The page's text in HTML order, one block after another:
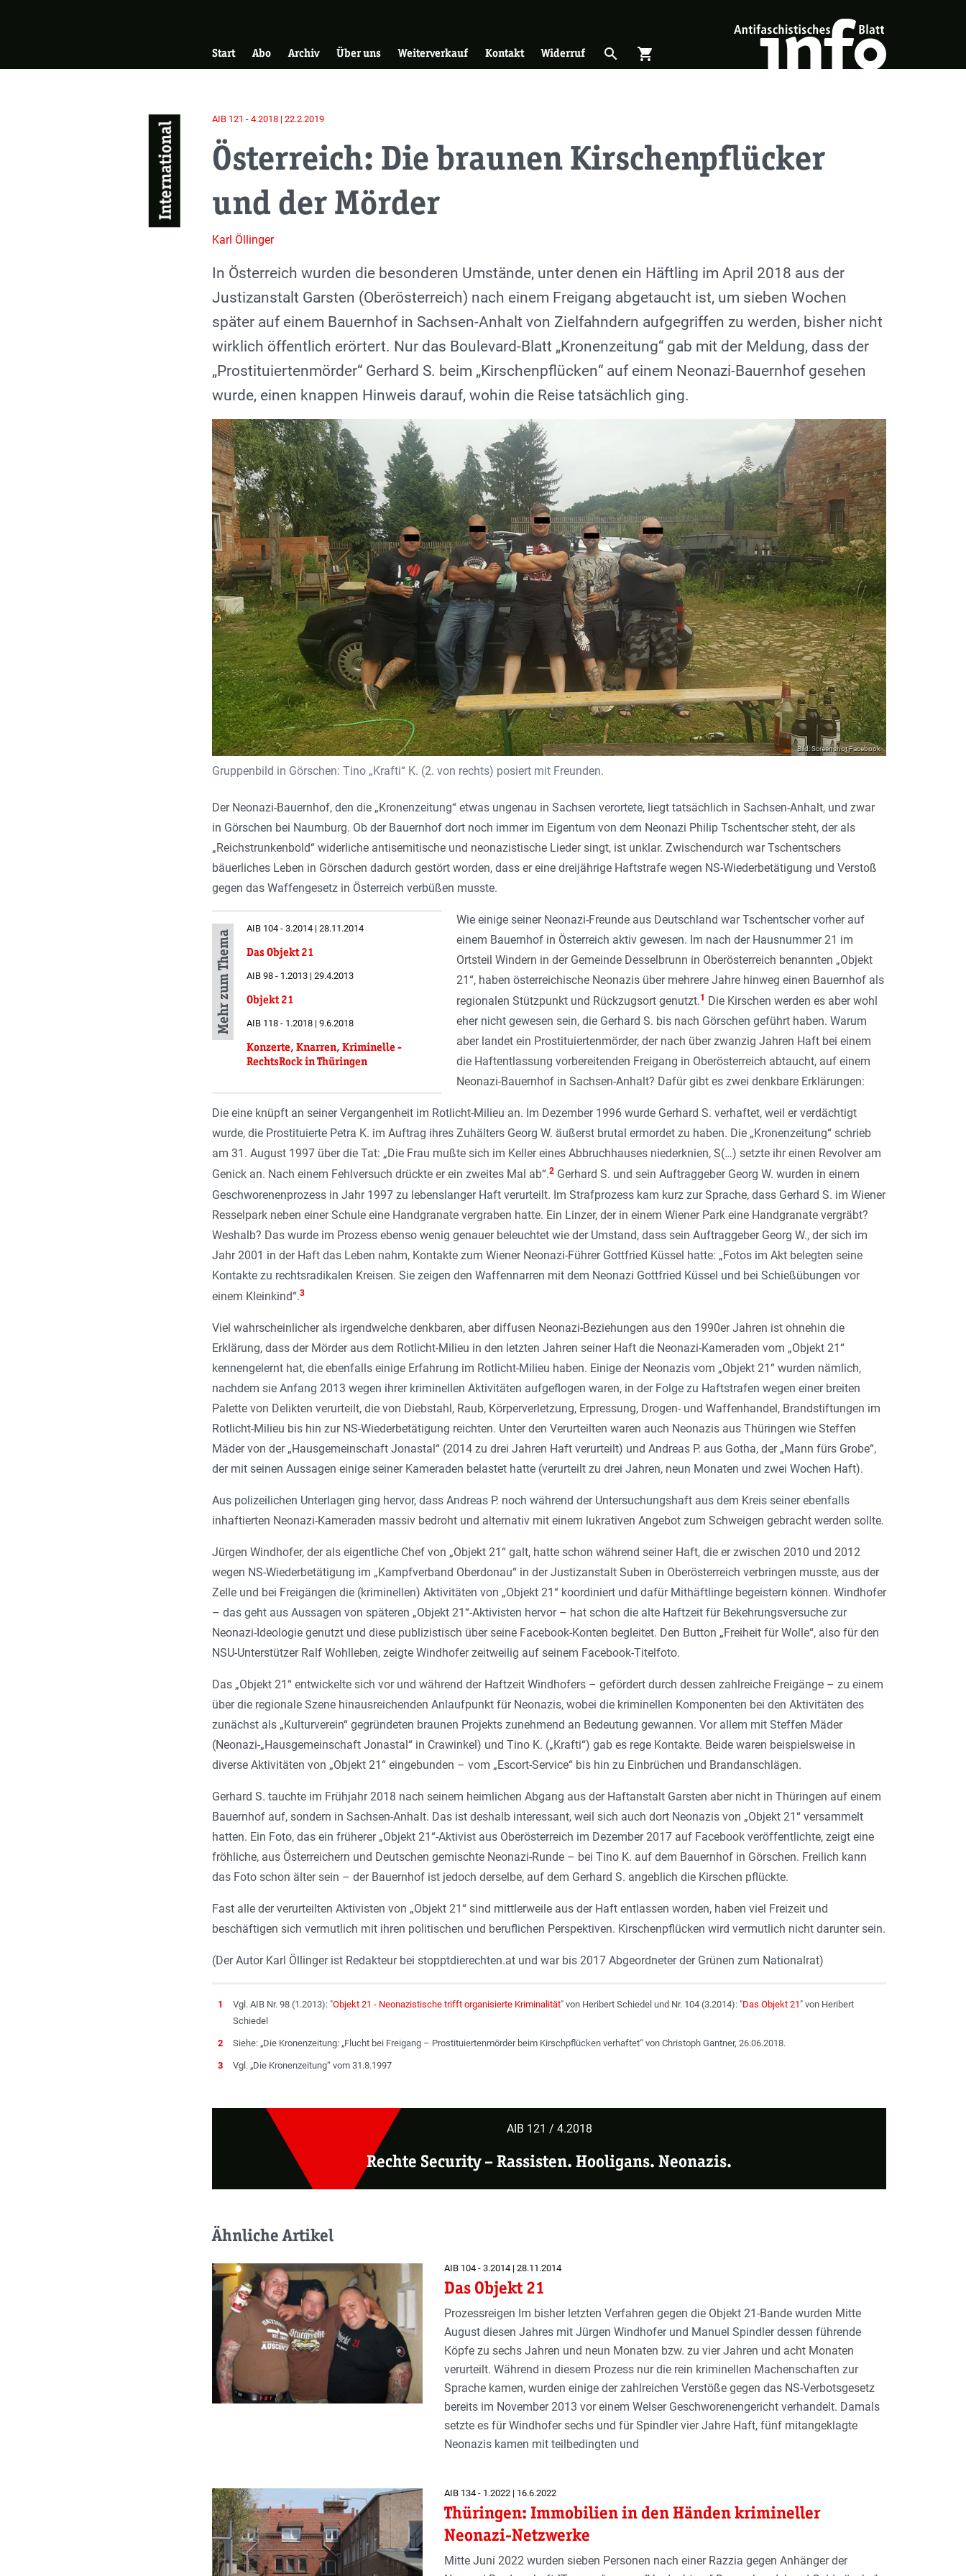
Hauptnavigation
Start Abo Archiv Über uns Weiterverkauf Kontakt Widerruf Suche öffnen
search Warenkorb öffnen
shopping_cart
International
AIB 121 - 4.2018 | 22.2.2019
Österreich: Die braunen Kirschenpflücker
und der Mörder
Karl Öllinger
Einleitung
In Österreich wurden die besonderen Umstände, unter denen ein Häftling im April 2018 aus der
Justizanstalt Garsten (Oberösterreich) nach einem Freigang abgetaucht ist, um sieben Wochen
später auf einem Bauernhof in Sachsen-Anhalt von Zielfahndern aufgegriffen zu werden, bisher nicht
wirklich öffentlich erörtert. Nur das Boulevard-Blatt „Kronenzeitung“ gab mit der Meldung, dass der
„Prostituiertenmörder“ Gerhard S. beim „Kirschenpflücken“ auf einem Neonazi-Bauernhof gesehen
wurde, einen knappen Hinweis darauf, wohin die Reise tatsächlich ging.
Bild: Screenshot Facebook
Gruppenbild in Görschen: Tino „Krafti“ K. (2. von rechts) posiert mit Freunden.
Der Neonazi-Bauernhof, den die „Kronenzeitung“ etwas ungenau in Sachsen verortete, liegt tatsächlich in Sachsen-Anhalt, und zwar
in Görschen bei Naumburg. Ob der Bauernhof dort noch immer im Eigentum von dem Neonazi Philip Tschentscher steht, der als
„Reichstrunkenbold“ widerliche antisemitische und neonazistische Lieder singt, ist unklar. Zwischendurch war Tschen­t­schers
bäuerliches Leben in Görschen dadurch gestört worden, dass er eine dreijährige Haftstrafe wegen NS-Wiederbetätigung und Verstoß
gegen das Waffengesetz in Österreich verbüßen musste.
Mehr zum Thema
AIB 104 - 3.2014 | 28.11.2014
Das Objekt 21
AIB 98 - 1.2013 | 29.4.2013
Objekt 21
AIB 118 - 1.2018 | 9.6.2018
Konzerte, Knarren, Kriminelle -
RechtsRock in Thüringen
Wie einige seiner Neonazi-Freunde aus Deutschland war Tschentscher vorher auf
einem Bauernhof in Österreich aktiv gewesen. Im nach der Hausnummer 21 im
Ortsteil Windern in der Gemeinde Desselbrunn in Oberösterreich benannten „Objekt
21“, haben österreichische Neonazis über mehrere Jahre hinweg einen Bauernhof als
regionalen Stützpunkt und Rückzugsort genutzt.1
Die Kirschen werden es aber wohl
eher nicht gewesen sein, die Gerhard S. bis nach Görschen geführt haben. Warum
aber landet ein Prostituiertenmörder, der nach über zwanzig Jahren Haft bei einem
die Haftentlassung vorbereitenden Freigang in Oberösterreich abtaucht, auf einem
Neonazi-Bauernhof in Sachsen-Anhalt? Dafür gibt es zwei denkbare Erklärungen:
Die eine knüpft an seiner Vergangenheit im Rotlicht-Milieu an. Im Dezember 1996 wurde Gerhard S. verhaftet, weil er verdächtigt
wurde, die Prostituierte Petra K. im Auftrag ihres Zuhälters Georg W. äußerst brutal ermordet zu haben. Die „Kronenzeitung“ schrieb
am 31. August 1997 über die Tat: „Die Frau mußte sich im Keller eines Abbruchhauses niederknien, S(…) setzte ihr einen Revolver am
Genick an. Nach einem Fehlversuch drückte er ein zweites Mal ab“.2 Gerhard S. und sein Auftraggeber Georg W. wurden in einem
Geschworenenprozess in Jahr 1997 zu lebenslanger Haft verurteilt. Im Strafprozess kam kurz zur Sprache, dass Gerhard S. im Wiener
Resselpark neben einer Schule eine Handgranate vergraben hatte. Ein Linzer, der in einem Wiener Park eine Handgranate vergräbt?
Weshalb? Das wurde im Prozess ebenso wenig genauer beleuchtet wie der Umstand, dass sein Auftraggeber Georg W., der sich im
Jahr 2001 in der Haft das Leben nahm, Kontakte zum Wiener Neonazi-Führer Gottfried Küssel hatte: „Fotos im Akt belegten seine
Kontakte zu rechtsradikalen Kreisen. Sie zeigen den Waffennarren mit dem Neonazi Gottfried Küssel und bei Schießübungen vor
einem Kleinkind“.3
Viel wahrscheinlicher als irgendwelche denkbaren, aber diffusen Neonazi-Beziehungen aus den 1990er Jahren ist ohnehin die
Erklärung, dass der Mörder aus dem Rotlicht-Milieu in den letzten Jahren seiner Haft die Neonazi-Kameraden vom „Objekt 21“
kennengelernt hat, die ebenfalls einige Erfahrung im Rotlicht-Milieu haben. Einige der Neonazis vom „Objekt 21“ wurden nämlich,
nachdem sie Anfang 2013 wegen ihrer kriminellen Aktivitäten aufgeflogen waren, in der Folge zu Haftstrafen wegen einer breiten
Palette von Delikten verurteilt, die von Diebstahl, Raub, Körperverletzung, Erpressung, Drogen- und Waffenhandel, Brandstiftungen im
Rotlicht-­Milieu bis hin zur NS-Wiederbetätigung reichten. Unter den Verurteilten waren auch Neonazis aus Thüringen wie Steffen
Mäder von der „Hausgemeinschaft Jonastal“ (2014 zu drei Jahren Haft verurteilt) und Andreas P. aus Gotha, der „Mann fürs Grobe“,
der mit seinen Aussagen einige seiner Kameraden belastet hatte (verurteilt zu drei Jahren, neun Monaten und zwei Wochen Haft).
Aus polizeilichen Unterlagen ging hervor, dass Andreas P. noch während der Untersuchungshaft aus dem Kreis seiner ebenfalls
inhaftierten Neonazi-Kameraden massiv bedroht und alternativ mit einem lukrativen Angebot zum Schweigen gebracht werden sollte.
Jürgen Windhofer, der als eigentliche Chef von „Objekt 21“ galt, hatte schon während seiner Haft, die er zwischen 2010 und 2012
wegen NS-Wiederbetätigung im „Kampfverband Oberdonau“ in der Justizanstalt Suben in Oberösterreich verbringen musste, aus der
Zelle und bei Freigängen die (kriminellen) Aktivitäten von „Objekt 21“ koordiniert und dafür Mithäftlinge begeistern können. Windhofer
– das geht aus Aussagen von späteren „Objekt 21“-Aktivisten hervor – hat schon die alte Haftzeit für Bekehrungsversuche zur
Neonazi-Ideologie genutzt und diese publizistisch über seine Facebook-Konten begleitet. Den Button „Freiheit für Wolle“, also für den
NSU-Unterstützer Ralf Wohlleben, zeigte Windhofer zeitweilig auf seinem Facebook-Titelfoto.
Das „Objekt 21“ entwickelte sich vor und während der Haftzeit Windhofers – geför­dert durch dessen zahlreiche Freigänge – zu einem
über die regionale Szene hinausreichenden Anlaufpunkt für Neonazis, wobei die kriminellen Komponenten bei den Aktivitäten des
zunächst als „Kulturverein“ gegründeten braunen Projekts zunehmend an Bedeutung gewannen. Vor allem mit Steffen Mäder
(Neonazi-­„Hausgemeinschaft Jonastal“ in Crawinkel) und Tino K. („Krafti“) gab es rege Kontakte. Beide waren beispielsweise in
diverse Akti­vitäten von „Objekt 21“ eingebunden – vom „Escort-Service“ bis hin zu Einbrüchen und Brandanschlägen.
Gerhard S. tauchte im Frühjahr 2018 nach seinem heimlichen Abgang aus der Haftanstalt Garsten aber nicht in Thüringen auf einem
Bauernhof auf, sondern in Sachsen-Anhalt. Das ist deshalb interessant, weil sich auch dort Neonazis von „Objekt 21“ versammelt
hatten. Ein Foto, das ein früherer „Objekt 21“-Aktivist aus Oberösterreich im Dezember 2017 auf Face­book veröffentlichte, zeigt eine
fröhliche, aus Österreichern und Deutschen gemischte Neonazi-Runde – bei Tino K. auf dem Bauernhof in Görschen. Freilich kann
das Foto schon älter sein – der Bauernhof ist jedoch derselbe, auf dem Gerhard S. angeblich die Kirschen pflückte.
Fast alle der verurteilten Aktivisten von „Objekt 21“ sind mittlerweile aus der Haft entlassen worden, haben viel Freizeit und
beschäftigen sich vermutlich mit ihren poli­tischen und beruflichen Perspektiven. Kirschenpflücken wird vermutlich nicht darunter sein.
(Der Autor Karl Öllinger ist Redakteur bei stopptdierechten.at und war bis 2017 Abgeordneter der Grünen zum Nationalrat)
1 Vgl. AIB Nr. 98 (1.2013): "Objekt 21 - Neonazistische trifft organisierte Kriminalität" von Heribert Schiedel und Nr. 104 (3.2014): "Das Objekt 21" von Heribert
Schiedel
2 Siehe: „Die Kronenzeitung: „Flucht bei Freigang – Prostituiertenmörder beim Kirschpflücken verhaftet“ von Christoph Gantner, 26.06.2018.
3 Vgl. „Die Kronenzeitung“ vom 31.8.1997
AIB 121 / 4.2018
Rechte Security– Rassisten. Hooligans. Neonazis.
Ähnliche Artikel
AIB 104 - 3.2014 | 28.11.2014
Das Objekt 21
Prozessreigen Im bisher letzten Verfahren gegen die Objekt 21-Bande wurden Mitte
August diesen Jahres mit Jürgen Windhofer und Manuel Spindler dessen führende
Köpfe zu sechs Jahren und neun Monaten bzw. zu vier Jahren und acht Monaten
verurteilt. Während in diesem Prozess nur die rein kriminellen Machenschaften zur
Sprache kamen, wurden einige der zahlreichen Verstöße gegen das NS-Verbotsgesetz
bereits im November 2013 vor einem Welser Geschworenengericht verhandelt. Damals
setzte es für Windhofer sechs und für Spindler vier Jahre Haft, fünf mitangeklagte
Neonazis kamen mit teilbedingten und
AIB 134 - 1.2022 | 16.6.2022
Thüringen: Immobilien in den Händen krimineller
Neonazi-Netzwerke
Mitte Juni 2022 wurden sieben Personen nach einer Razzia gegen Anhänger der